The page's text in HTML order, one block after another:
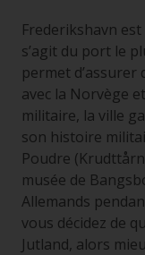
Frederikshavn
s’agit du port le
permet
avec la Norvège
militaire, la ville
son histoire
Poudre
musée de
Allemands
vous décidez de
Jutland, alors